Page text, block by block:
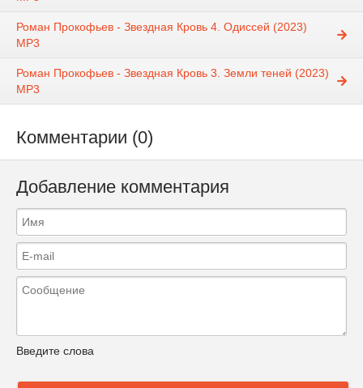
Роман Прокофьев - Звездная Кровь 4. Одиссей (2023)
MP3
Роман Прокофьев - Звездная Кровь 3. Земли теней (2023)
MP3
Комментарии (0)
Добавление комментария
Введите слова